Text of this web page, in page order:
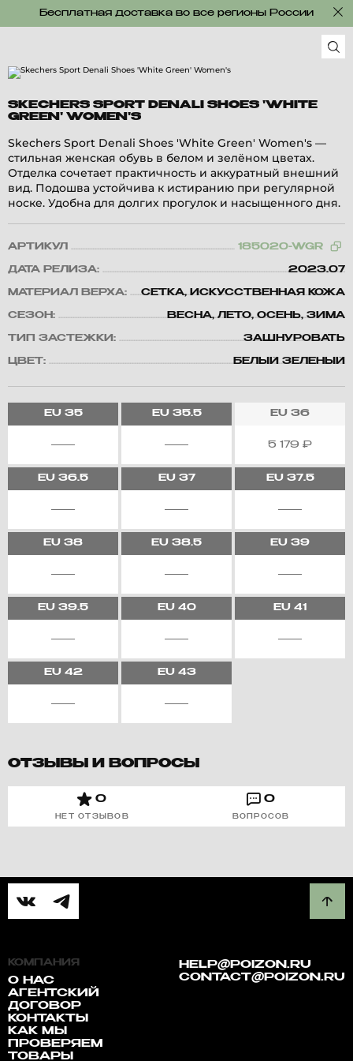
Бесплатная доставка во все регионы России
SKECHERS SPORT DENALI SHOES 'WHITE
GREEN' WOMEN'S
Skechers Sport Denali Shoes 'White Green' Women's —
стильная женская обувь в белом и зелёном цветах.
Отделка сочетает практичность и аккуратный внешний
вид. Подошва устойчива к истиранию при регулярной
носке. Удобна для долгих прогулок и насыщенного дня.
АРТИКУЛ 185020-WGR
ДАТА РЕЛИЗА: 2023.07
МАТЕРИАЛ ВЕРХА: СЕТКА, ИСКУССТВЕННАЯ КОЖА
СЕЗОН: ВЕСНА, ЛЕТО, ОСЕНЬ, ЗИМА
ТИП ЗАСТЕЖКИ: ЗАШНУРОВАТЬ
ЦВЕТ: БЕЛЫЙ ЗЕЛЕНЫЙ
EU35 EU35.5 EU 36
5 179 ₽
EU 36.5 EU37 EU37.5
EU 38 EU 38.5 EU 39
EU 39.5 EU40 EU 41
EU42 EU43
ОТЗЫВЫ И ВОПРОСЫ
0
НЕТ ОТЗЫВОВ
0
ВОПРОСОВ
КОМПАНИЯ
О НАС
АГЕНТСКИЙ
ДОГОВОР
КОНТАКТЫ
КАК МЫ
ПРОВЕРЯЕМ
ТОВАРЫ
HELP@POIZON.RU
CONTACT@POIZON.RU